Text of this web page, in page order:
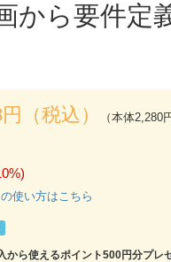
ら要件定義
（税込）
（本体2,280
使い方はこちら
から使えるポイント500円分プレ